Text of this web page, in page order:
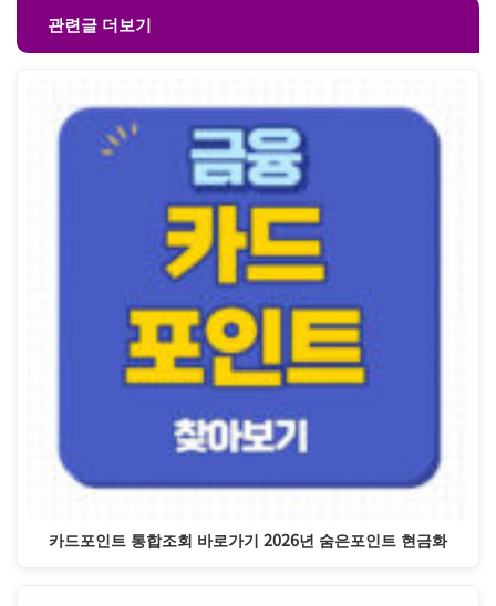
관련글 더보기
카드포인트 통합조회 바로가기 2026년 숨은포인트 현금화